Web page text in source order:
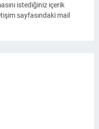
istediğiniz içerik
sayfasındaki mail